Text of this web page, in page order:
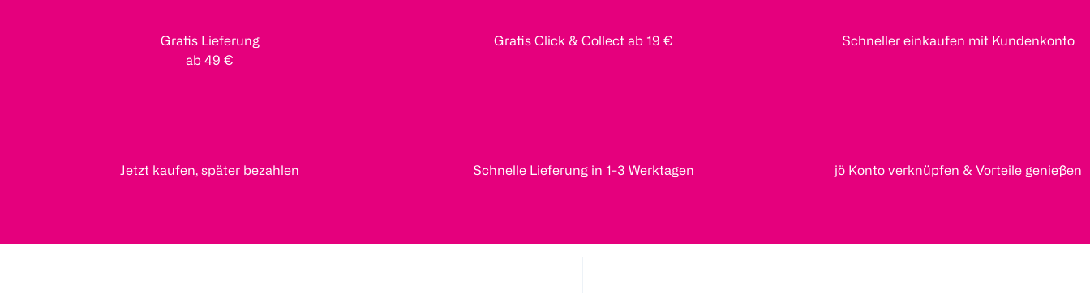
Gratis Lieferung
ab 49 €
Gratis Click & Collect ab 19 € Schneller einkaufen mit Kundenkonto
Jetzt kaufen, später bezahlen Schnelle Lieferung in 1-3 Werktagen jö Konto verknüpfen & Vorteile genießen